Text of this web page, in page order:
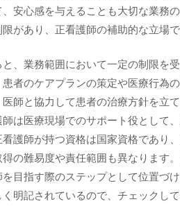
安心感を与えることも大切な業務
があり、正看護師の補助的な立場
、業務範囲において一定の制限を
者のケアプランの策定や医療行為
師と協力して患者の治療方針を立
は医療現場でのサポート役として
護師が持つ資格は国家資格であり
の難易度や責任範囲も異なります
目指す際のステップとして位置づ
明記されているので、チェックし